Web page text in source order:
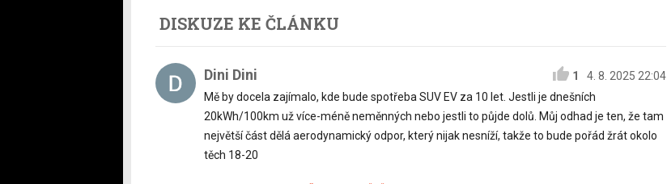
DISKUZE KE ČLÁNKU
Dini Dini 1
4. 8. 2025 22:04
Mě by docela zajímalo, kde bude spotřeba SUV EV za 10 let. Jestli je dnešních
20kWh/100km už více-méně neměnných nebo jestli to půjde dolů. Můj odhad je ten, že tam
největší část dělá aerodynamický odpor, který nijak nesníží, takže to bude pořád žrát okolo
těch 18-20